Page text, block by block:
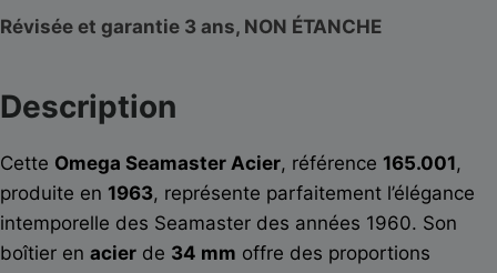
Révisée et garantie 3 ans, NON ÉTANCHE
Description
Cette Omega Seamaster Acier, référence 165.001,
produite en 1963, représente parfaitement l’élégance
intemporelle des Seamaster des années 1960. Son
boîtier en acier de 34 mm offre des proportions